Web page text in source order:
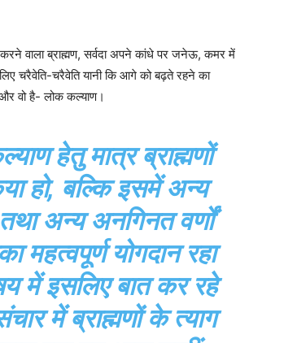
वाला ब्राह्मण, सर्वदा अपने कांधे पर जनेऊ, कमर में
चरैवेति-चरैवेति यानी कि आगे को बढ़ते रहने का
वो है- लोक कल्याण।
हेतु मात्र ब्राह्मणों
हो, बल्कि इसमें अन्य
अन्य अनगिनत वर्णों
महत्वपूर्ण योगदान रहा
में इसलिए बात कर रहे
में ब्राह्मणों के त्याग